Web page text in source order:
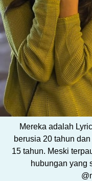
Mereka adalah
berusia 20 tahun
15 tahun. Meski
hubungan yang